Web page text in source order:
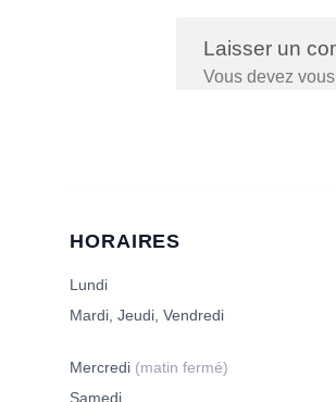
Laisser un
Vous devez
HORAIRES
Lundi
Mardi, Jeudi, Vendredi
Mercredi (matin fermé)
Samedi